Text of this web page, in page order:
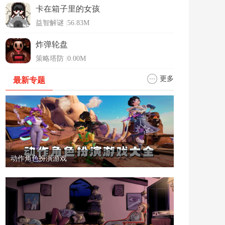
卡在箱子里的女孩
益智解谜 56.83M
炸弹轮盘
策略塔防 0.00M
最新专题 更多
动作角色扮演游戏